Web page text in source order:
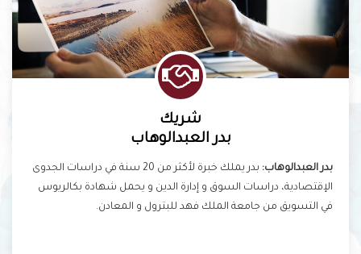
شريك
بدر العبدالوهاب
بدر العبدالوهاب:
بدر يملك خبرة لأكثر من 20 سنة في دراسات الجدوى
الإقتصادية، دراسات السوق و إدارة الدين و يحمل شهادة بكالريوس
في التسويق من جامعة الملك فهد للبترول و المعادن.